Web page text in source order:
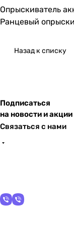
Опрыскиватель
Ранцевый
Назад к списку
Подписаться
на новости и акции
Связаться с нами